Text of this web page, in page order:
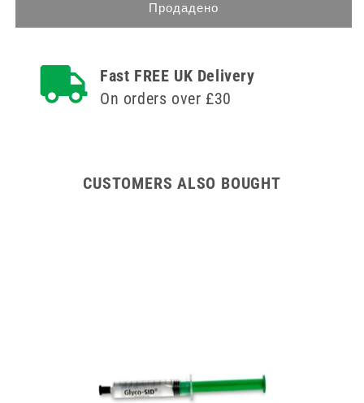
75
Silent
Litre
Silent
Closing
Продадено
Fast FREE UK Delivery
On orders over £30
CUSTOMERS ALSO BOUGHT